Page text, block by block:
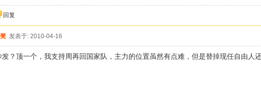
回复
发表于: 2010-04-16
发？顶一个，我支持周再回国家队，主力的位置虽然有点难，但是替掉现任自由人